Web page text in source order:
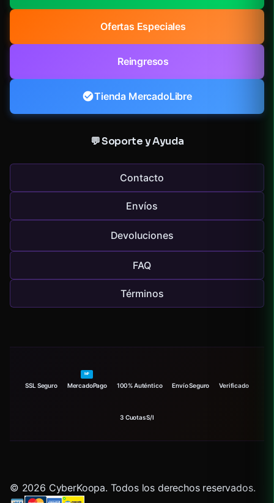
Ofertas Especiales
Reingresos
Tienda MercadoLibre
💬 Soporte y Ayuda
Contacto
Envíos
Devoluciones
FAQ
Términos
SSL Seguro
MP
MercadoPago 100% Auténtico Envío Seguro Verificado
3 Cuotas S/I
© 2026 CyberKoopa. Todos los derechos reservados.